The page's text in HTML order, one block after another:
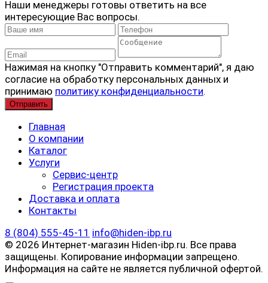
Наши менеджеры готовы ответить на все
интересующие Вас вопросы.
Нажимая на кнопку "Отправить комментарий", я даю
согласие на обработку персональных данных и
принимаю политику конфиденциальности.
Главная
О компании
Каталог
Услуги
Сервис-центр
Регистрация проекта
Доставка и оплата
Контакты
8 (804) 555-45-11 info@hiden-ibp.ru
© 2026 Интернет-магазин Hiden-ibp.ru. Все права
защищены. Копирование информации запрещено.
Информация на сайте не является публичной офертой.